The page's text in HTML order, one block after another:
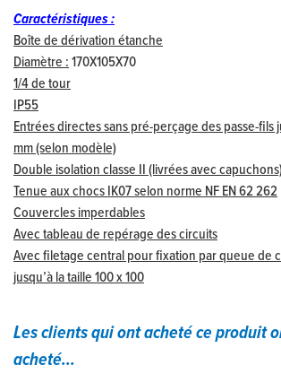
Caractéristiques :
Boîte de dérivation étanche
Diamètre :170X105X70
1/4 de tour
IP55
Entrées directes sans pré-perçage des passe-fils
mm (selon modèle)
Double isolation classe II (livrées avec
Tenue aux chocs IK07 selon norme NF EN 62 262
Couvercles imperdables
Avec tableau de repérage des circuits
Avec filetage central pour fixation par queue de
jusqu’à la taille 100 x 100
Les clients qui ont acheté ce produit
acheté...